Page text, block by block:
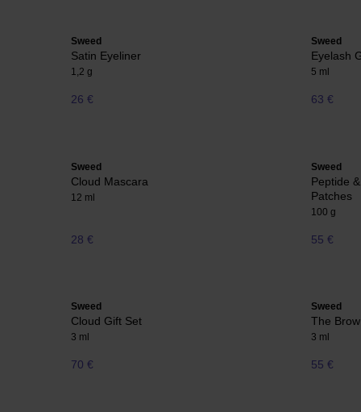
Sweed
Satin Eyeliner
1,2 g
26 €
Sweed
Eyelash
5 ml
63 €
Sweed
Cloud Mascara
12 ml
28 €
Sweed
Peptide
Patches
100 g
55 €
Sweed
Cloud Gift Set
3 ml
70 €
Sweed
The
3 ml
55 €